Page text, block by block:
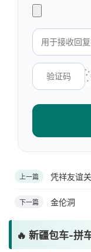
上一篇 凭祥友谊关
下一篇 金伦洞
🔥 新疆包车-拼